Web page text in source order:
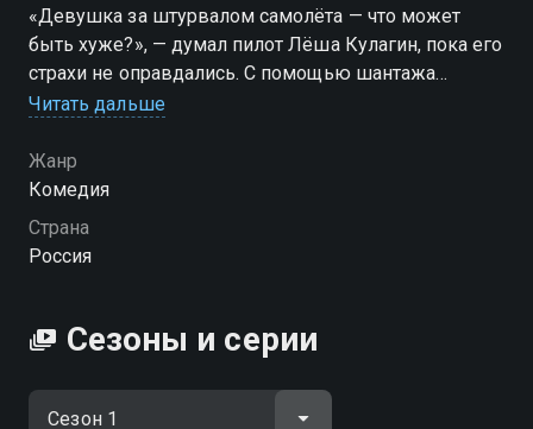
«Девушка за штурвалом самолёта — что может
быть хуже?», — думал пилот Лёша Кулагин, пока его
страхи не оправдались. С помощью шантажа
умница, красавица и лучшая в лётном училище
бросить грузовые самолёты, возглавить
гражданский экипаж и взять её вторым пилотом.
Просто Кулагин — единственный шанс Полины,
наконец-то, отточить теоретические знания на
профессионалом, но на каблуках. Пока она пытается
подружиться с новым коллегой, Кулагин строит
коварные планы, чтобы вернуть ненавистную
соседку на землю.
Читать дальше
Жанр
Комедия
Страна
Россия
Сезоны и серии